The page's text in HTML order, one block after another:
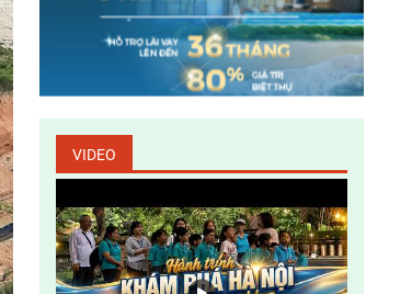
Gương sáng bảo vệ môi trường
Tác động đến môi trường và xã hội của các
dự án thủy điện ở Việt Nam
Bản tin Môi trường Xây dựng số 138
Giải pháp phòng, chống thiên tai khu vực
VIDEO